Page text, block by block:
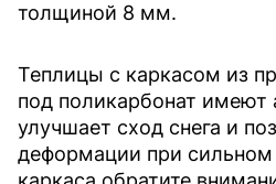
толщиной 8 мм.
Теплицы с каркасом из
под поликарбонат имеют
улучшает сход снега и
деформации при